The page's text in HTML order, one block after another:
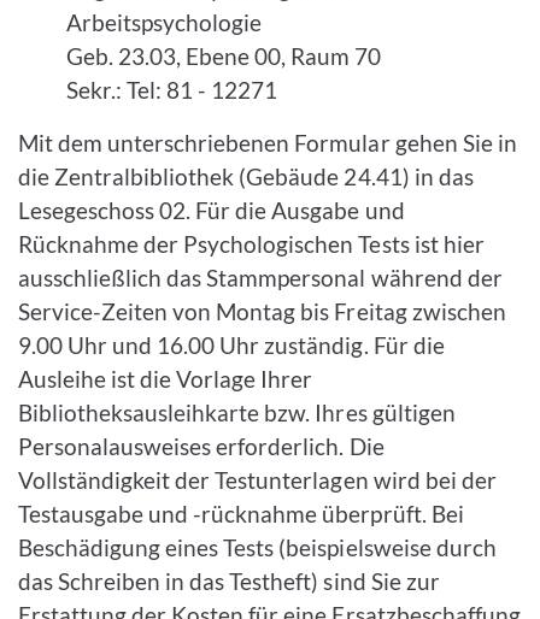
Arbeitspsychologie
Geb. 23.03, Ebene 00, Raum 70
Sekr.: Tel: 81 - 12271
Mit dem unterschriebenen Formular gehen Sie in
die Zentralbibliothek (Gebäude 24.41) in das
Lesegeschoss 02. Für die Ausgabe und
Rücknahme der Psychologischen Tests ist hier
ausschließlich das Stamm­personal während der
Service-Zeiten von Montag bis Freitag zwischen
9.00 Uhr und 16.00 Uhr zuständig. Für die
Ausleihe ist die Vorlage Ihrer
Bibliotheksausleihkarte bzw. Ihres gültigen
Personalausweises erforderlich. Die
Vollständigkeit der Test­unter­lagen wird bei der
Testausgabe und -rücknahme überprüft. Bei
Beschädigung eines Tests (bei­spiels­weise durch
das Schreiben in das Testheft) sind Sie zur